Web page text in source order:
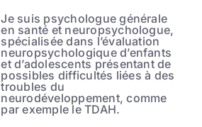
Je suis psychologue générale
en santé et neuropsychologue,
spécialisée dans l’évaluation
neuropsychologique d’enfants
et d’adolescents présentant de
possibles difficultés liées à des
troubles du
neurodéveloppement, comme
par exemple le TDAH.